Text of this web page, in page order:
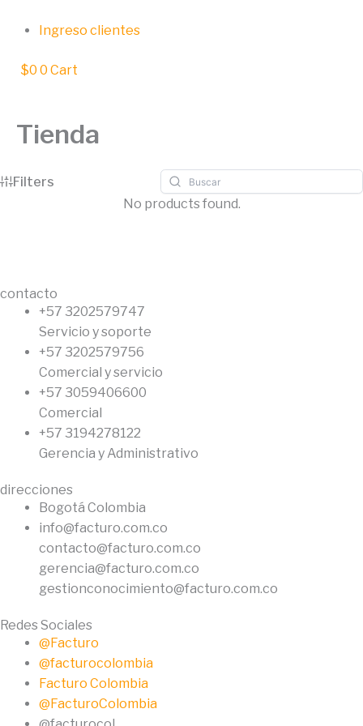
Ingreso clientes
$0 0 Cart
Tienda
Filters
No products found.
contacto
+57 3202579747
Servicio y soporte
+57 3202579756
Comercial y servicio
+57 3059406600
Comercial
+57 3194278122
Gerencia y Administrativo
direcciones
Bogotá Colombia
info@facturo.com.co
contacto@facturo.com.co
gerencia@facturo.com.co
gestionconocimiento@facturo.com.co
Redes Sociales
@Facturo
@facturocolombia
Facturo Colombia
@FacturoColombia